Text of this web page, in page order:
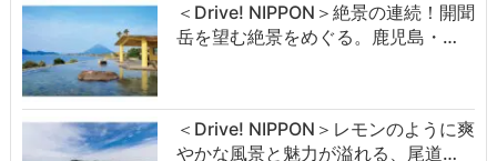
＜Drive! NIPPON＞絶景の連続！開聞
岳を望む絶景をめぐる。鹿児島・…
＜Drive! NIPPON＞レモンのように爽
やかな風景と魅力が溢れる、尾道…